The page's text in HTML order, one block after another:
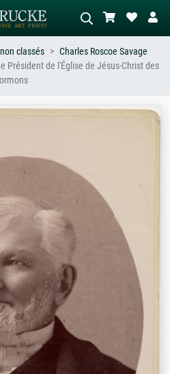
classés
Charles Roscoe Savage
Président de l'Église de Jésus-Christ des